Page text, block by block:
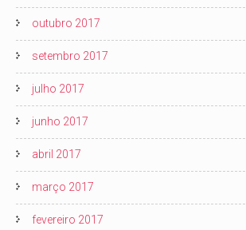
outubro 2017
setembro 2017
julho 2017
junho 2017
abril 2017
março 2017
fevereiro 2017